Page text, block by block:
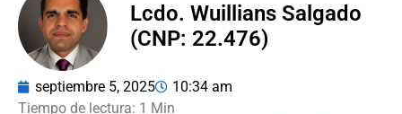
Lcdo. Wuillians Salgado
(CNP: 22.476)
septiembre 5, 2025 10:34 am